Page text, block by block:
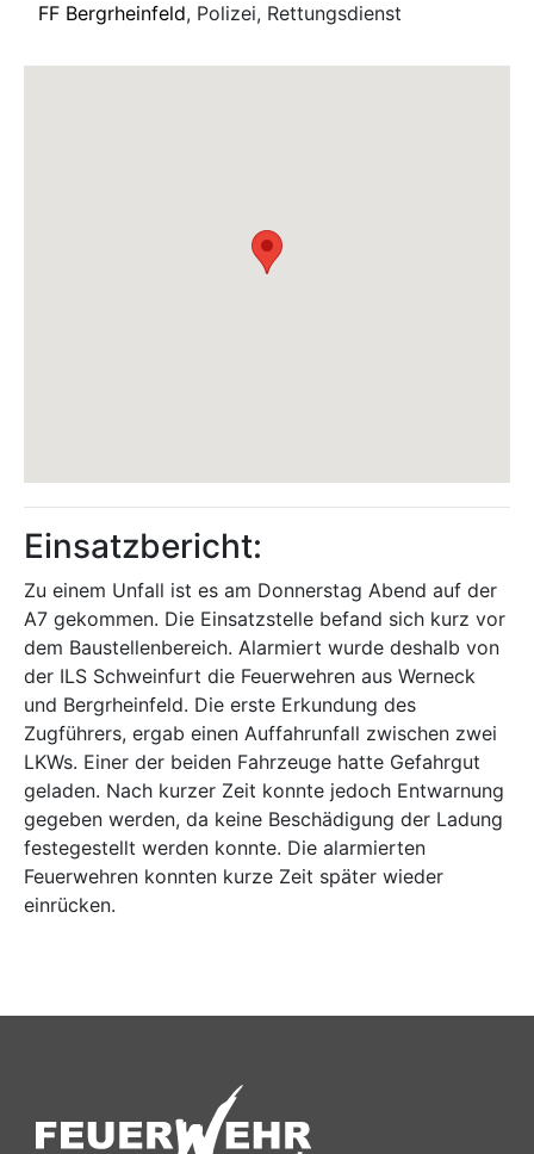
FF Bergrheinfeld, Polizei, Rettungsdienst
Einsatzbericht:
Zu einem Unfall ist es am Donnerstag Abend auf der
A7 gekommen. Die Einsatzstelle befand sich kurz vor
dem Baustellenbereich. Alarmiert wurde deshalb von
der ILS Schweinfurt die Feuerwehren aus Werneck
und Bergrheinfeld. Die erste Erkundung des
Zugführers, ergab einen Auffahrunfall zwischen zwei
LKWs. Einer der beiden Fahrzeuge hatte Gefahrgut
geladen. Nach kurzer Zeit konnte jedoch Entwarnung
gegeben werden, da keine Beschädigung der Ladung
festegestellt werden konnte. Die alarmierten
Feuerwehren konnten kurze Zeit später wieder
einrücken.